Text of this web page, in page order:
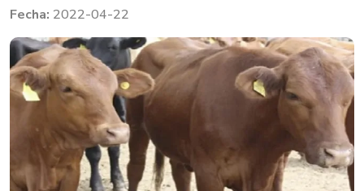
2022-04-22